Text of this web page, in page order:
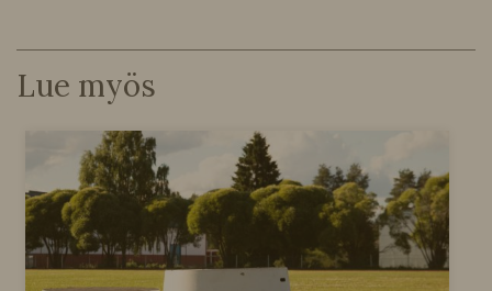
Lue myös